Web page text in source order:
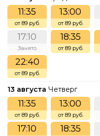
11:35
от 89 руб.
13:00
от 89 руб.
17:10
Занято
18:35
от 89 руб.
22:40
от 89 руб.
13 августа Четверг
11:35
от 89 руб.
13:00
от 89 руб.
17:10 18:35